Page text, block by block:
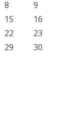
8
9
15
16
22
23
29
30